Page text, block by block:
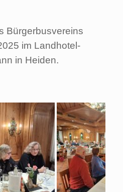
Bürgerbusvereins
im Landhotel-
in Heiden.